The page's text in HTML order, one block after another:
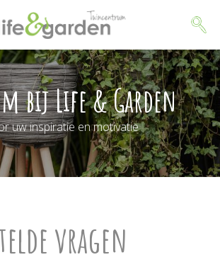
bij Life & Garden
uw inspiratie en motivatie
bij Life & Garden
vragen